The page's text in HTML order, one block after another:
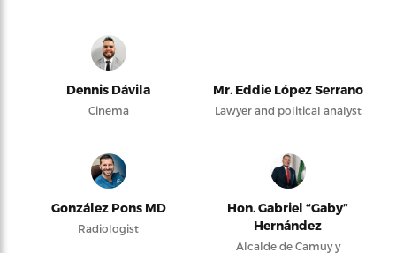
Dennis Dávila
Cinema
Mr. Eddie López Serrano
Lawyer and political analyst
González Pons MD
Radiologist
Hon. Gabriel “Gaby”
Hernández
Alcalde de Camuy y